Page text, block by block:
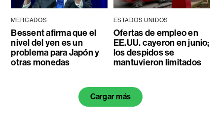
MERCADOS
Bessent afirma que el
nivel del yen es un
problema para Japón y
otras monedas
ESTADOS UNIDOS
Ofertas de empleo en
EE.UU. cayeron en junio;
los despidos se
mantuvieron limitados
Cargar más